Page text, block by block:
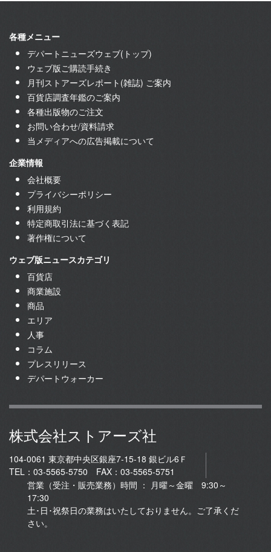
各種メニュー
デパートニューズウェブ(トップ)
ウェブ版ご購読手続き
月刊ストアーズレポート(雑誌) ご案内
百貨店調査年鑑のご案内
各種出版物のご注文
お問い合わせ/資料請求
当メディアへの広告掲載について
企業情報
会社概要
プライバシーポリシー
利用規約
特定商取引法に基づく表記
著作権について
ウェブ版ニュースカテゴリ
百貨店
商業施設
商品
エリア
人事
コラム
プレスリリース
デパートウォーカー
株式会社ストアーズ社
104-0061 東京都中央区銀座7-15-18 銀ビル6Ｆ
TEL：03-5565-5750 FAX：03-5565-5751
営業（受注・販売業務）時間 ： 月曜～金曜 9:30～
17:30
土･日･祝祭日の業務はいたしておりません。ご了承くだ
さい。